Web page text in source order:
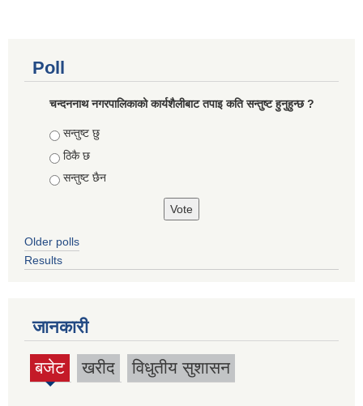
Poll
चन्दननाथ नगरपालिकाको कार्यशैलीबाट तपाइ कति सन्तुष्ट हुनुहुन्छ ?
Choices
सन्तुष्ट छु
ठिकै छ
सन्तुष्ट छैन
Older polls
Results
जानकारी
बजेट
(active
खरीद विधुतीय सुशासन